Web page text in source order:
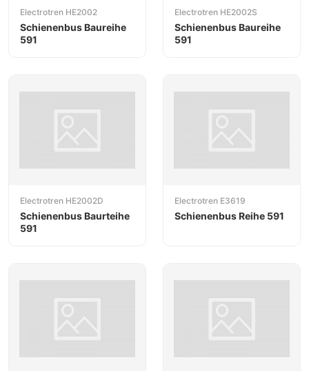
Electrotren HE2002
Schienenbus Baureihe
591
Electrotren HE2002S
Schienenbus Baureihe
591
Electrotren HE2002D
Schienenbus Baurteihe
591
Electrotren E3619
Schienenbus Reihe 591